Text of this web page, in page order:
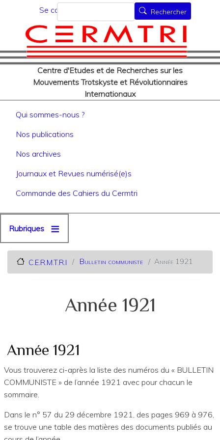
au
contenu
principal
Menu du compte de
Se connecter
Centre d'Etudes et de Recherches sur les
Mouvements Trotskyste et Révolutionnaires
Internationaux
Rechercher Rechercher
Navigation principale
Qui sommes-nous ?
Nos publications
Nos archives
Journaux et Revues numérisé(e)s
Commande des Cahiers du Cermtri
Rubriques
C.E.R.M.T.R.I Bulletin communiste Année 1921
Année 1921
Année 1921
Vous trouverez ci-après la liste des numéros du « BULLETIN
COMMUNISTE » de l’année 1921 avec pour chacun le
sommaire.
Dans le n° 57 du 29 décembre 1921, des pages 969 à 976,
se trouve une table des matières des documents publiés au